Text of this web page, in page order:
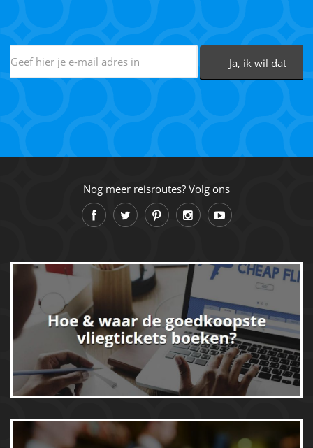
Nog meer reisroutes? Volg ons